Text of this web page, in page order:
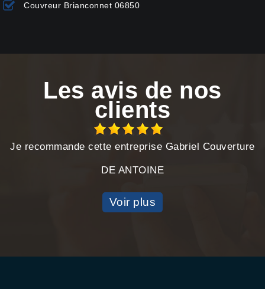
Couvreur Brianconnet 06850
Les avis de nos
clients
Je recommande cette entreprise Gabriel Couverture
DE ANTOINE
Voir plus